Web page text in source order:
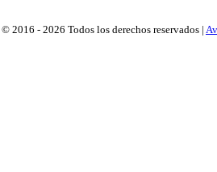
© 2016 - 2026 Todos los derechos reservados |